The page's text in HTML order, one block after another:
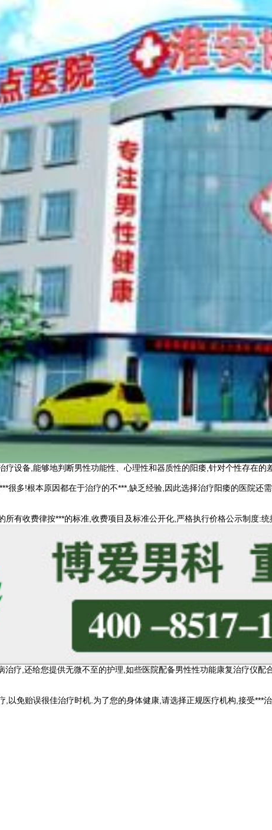
疗设备,能够地判断男性功能性、心理性和器质性的阳痿,针对个性存在的
很多!根本原因都在于治疗的不***,缺乏经验,因此选择治疗阳痿的医院
所有收费律按***的标准,收费项目及标准公开化,严格执行价格公示制度:
治疗,还给您提供无微不至的护理,如些医院配备男性性功能康复治疗仪
,以免贻误很佳治疗时机.为了您的身体健康,请选择正规医疗机构,接受***